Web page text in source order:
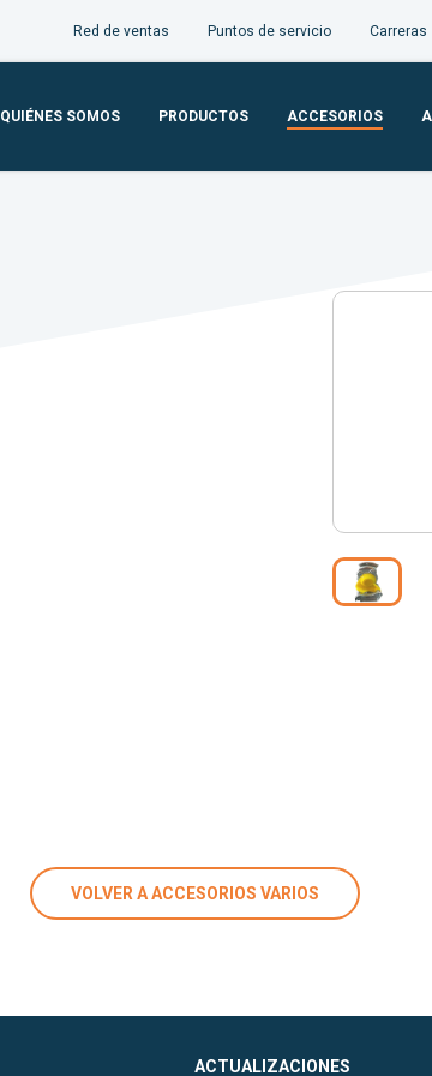
Red de ventas Puntos de servicio Carreras
QUIÉNES SOMOS PRODUCTOS ACCESORIOS
VOLVER A ACCESORIOS VARIOS
ACTUALIZACIONES